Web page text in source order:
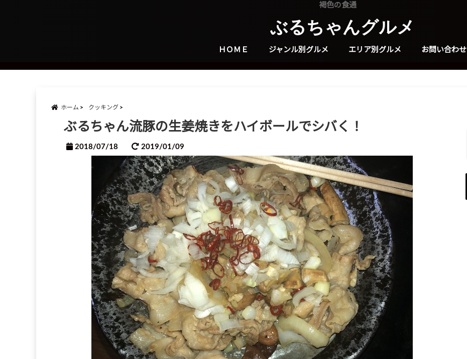
褐色の食通
ぶるちゃんグルメ
ＨＯＭＥ ジャンル別グルメ エリア別グルメ お問い合わせ
ホーム クッキング
ぶるちゃん流豚の生姜焼きをハイボールでシバく！
2018/07/18 2019/01/09